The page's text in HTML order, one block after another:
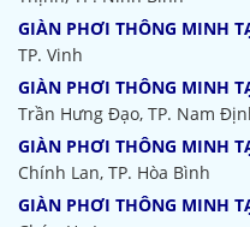
GIÀN PHƠI THÔNG MINH
TP. Vinh
GIÀN PHƠI THÔNG MINH
Trần Hưng Đạo, TP. Nam
GIÀN PHƠI THÔNG MINH
Chính Lan, TP. Hòa Bình
GIÀN PHƠI THÔNG MINH